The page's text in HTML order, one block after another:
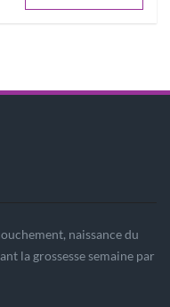
naissance du
la grossesse semaine par